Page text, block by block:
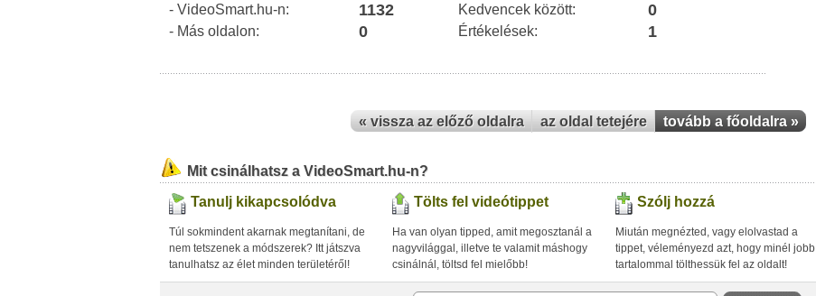
- VideoSmart.hu-n: 1132 Kedvencek között: 0
- Más oldalon: 0 Értékelések: 1
« vissza az előző oldalra az oldal tetejére tovább a főoldalra »
Mit csinálhatsz a VideoSmart.hu-n?
Tanulj kikapcsolódva
Túl sokmindent akarnak megtanítani, de
nem tetszenek a módszerek? Itt játszva
tanulhatsz az élet minden területéről!
Tölts fel videótippet
Ha van olyan tipped, amit megosztanál a
nagyvilággal, illetve te valamit máshogy
csinálnál, töltsd fel mielőbb!
Szólj hozzá
Miután megnézted, vagy elolvastad a
tippet, véleményezd azt, hogy minél jobb
tartalommal tölthessük fel az oldalt!